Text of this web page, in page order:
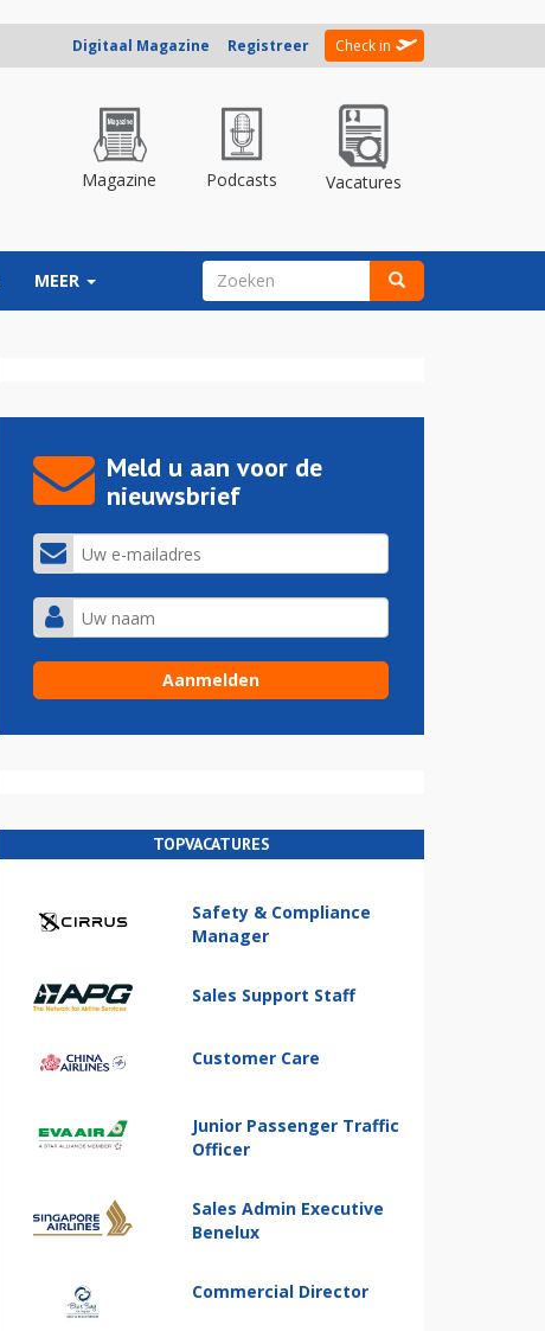
Digitaal Magazine Registreer Check in
Magazine Podcasts Vacatures
MEER ZOEKVELD
Meld u aan voor de
nieuwsbrief
TOPVACATURES
Safety & Compliance
Manager
Sales Support Staff
Customer Care
Junior Passenger Traffic
Officer
Sales Admin Executive
Benelux
Commercial Director